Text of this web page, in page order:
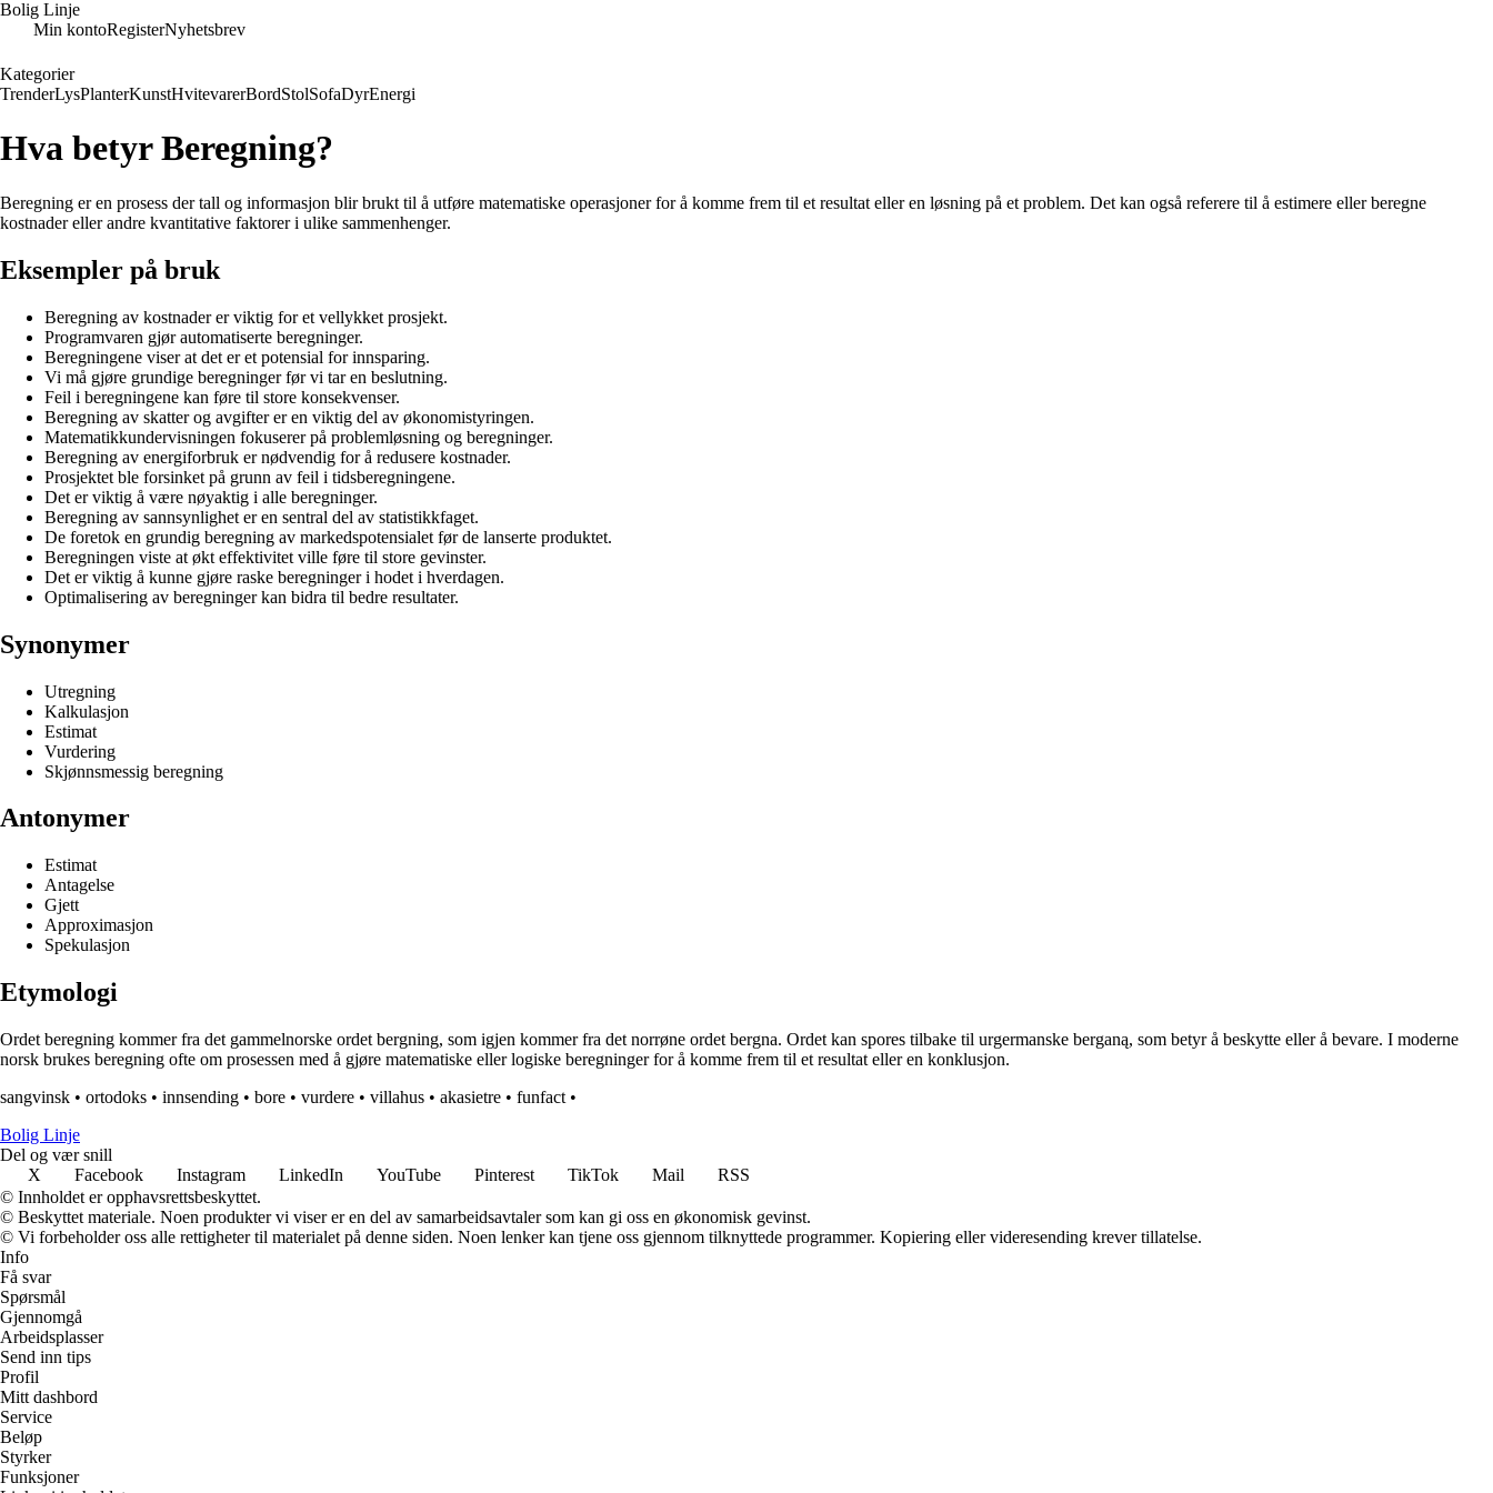
Bolig Linje
Min kontoRegisterNyhetsbrev
Kategorier
TrenderLysPlanterKunstHvitevarerBordStolSofaDyrEnergi
Hva betyr Beregning?
Beregning er en prosess der tall og informasjon blir brukt til å utføre matematiske operasjoner for å komme frem til et resultat eller en løsning på et problem. Det kan også referere til å estimere eller beregne
kostnader eller andre kvantitative faktorer i ulike sammenhenger.
Eksempler på bruk
Beregning av kostnader er viktig for et vellykket prosjekt.
Programvaren gjør automatiserte beregninger.
Beregningene viser at det er et potensial for innsparing.
Vi må gjøre grundige beregninger før vi tar en beslutning.
Feil i beregningene kan føre til store konsekvenser.
Beregning av skatter og avgifter er en viktig del av økonomistyringen.
Matematikkundervisningen fokuserer på problemløsning og beregninger.
Beregning av energiforbruk er nødvendig for å redusere kostnader.
Prosjektet ble forsinket på grunn av feil i tidsberegningene.
Det er viktig å være nøyaktig i alle beregninger.
Beregning av sannsynlighet er en sentral del av statistikkfaget.
De foretok en grundig beregning av markedspotensialet før de lanserte produktet.
Beregningen viste at økt effektivitet ville føre til store gevinster.
Det er viktig å kunne gjøre raske beregninger i hodet i hverdagen.
Optimalisering av beregninger kan bidra til bedre resultater.
Synonymer
Utregning
Kalkulasjon
Estimat
Vurdering
Skjønnsmessig beregning
Antonymer
Estimat
Antagelse
Gjett
Approximasjon
Spekulasjon
Etymologi
Ordet beregning kommer fra det gammelnorske ordet bergning, som igjen kommer fra det norrøne ordet bergna. Ordet kan spores tilbake til urgermanske berganą, som betyr å beskytte eller å bevare. I moderne
norsk brukes beregning ofte om prosessen med å gjøre matematiske eller logiske beregninger for å komme frem til et resultat eller en konklusjon.
sangvinsk • ortodoks • innsending • bore • vurdere • villahus • akasietre • funfact •
Bolig Linje
Del og vær snill
X
Facebook Instagram LinkedIn YouTube Pinterest TikTok Mail
RSS
© Innholdet er opphavsrettsbeskyttet.
© Beskyttet materiale. Noen produkter vi viser er en del av samarbeidsavtaler som kan gi oss en økonomisk gevinst.
© Vi forbeholder oss alle rettigheter til materialet på denne siden. Noen lenker kan tjene oss gjennom tilknyttede programmer. Kopiering eller videresending krever tillatelse.
Info
Få svar
Spørsmål
Gjennomgå
Arbeidsplasser
Send inn tips
Profil
Mitt dashbord
Service
Beløp
Styrker
Funksjoner